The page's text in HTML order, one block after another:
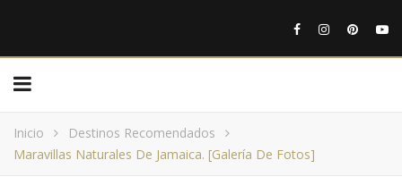
Inicio
Destinos Recomendados
Maravillas Naturales De Jamaica. [Galería De Fotos]